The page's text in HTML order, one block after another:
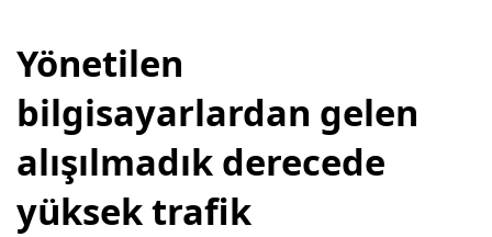
Yönetilen
bilgisayarlardan gelen
alışılmadık derecede
yüksek trafik